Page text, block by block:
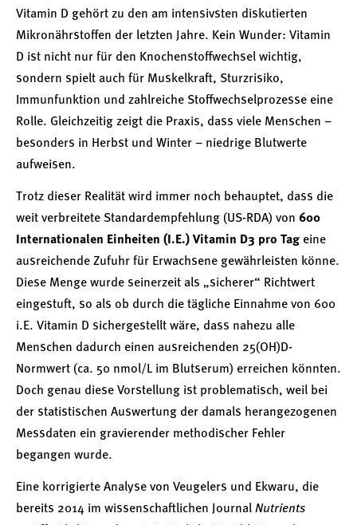
Vitamin D gehört zu den am intensivsten diskutierten
Mikronährstoffen der letzten Jahre. Kein Wunder: Vitamin
D ist nicht nur für den Knochenstoffwechsel wichtig,
sondern spielt auch für Muskelkraft, Sturzrisiko,
Immunfunktion und zahlreiche Stoffwechselprozesse eine
Rolle. Gleichzeitig zeigt die Praxis, dass viele Menschen –
besonders in Herbst und Winter – niedrige Blutwerte
aufweisen.
Trotz dieser Realität wird immer noch behauptet, dass die
weit verbreitete Standardempfehlung (US-RDA) von 600
Internationalen Einheiten (I.E.) Vitamin D3 pro Tag eine
ausreichende Zufuhr für Erwachsene gewährleisten könne.
Diese Menge wurde seinerzeit als „sicherer“ Richtwert
eingestuft, so als ob durch die tägliche Einnahme von 600
i.E. Vitamin D sichergestellt wäre, dass nahezu alle
Menschen dadurch einen ausreichenden 25(OH)D-
Normwert (ca. 50 nmol/L im Blutserum) erreichen könnten.
Doch genau diese Vorstellung ist problematisch, weil bei
der statistischen Auswertung der damals herangezogenen
Messdaten ein gravierender methodischer Fehler
begangen wurde.
Eine korrigierte Analyse von Veugelers und Ekwaru, die
bereits 2014 im wissenschaftlichen Journal Nutrients